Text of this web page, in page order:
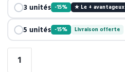
3 unités -15% ★ Le + avantageux
5 unités -15% Livraison offerte